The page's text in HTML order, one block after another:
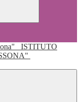
ISTITUTO